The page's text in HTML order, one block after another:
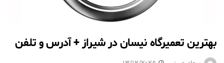
بهترین تعمیرگاه نیسان در شیراز + آدرس و تلفن